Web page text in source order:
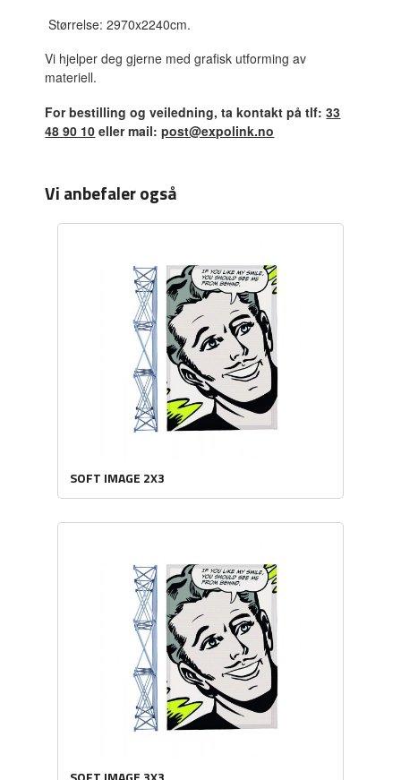
Størrelse: 2970x2240cm.
Vi hjelper deg gjerne med grafisk utforming av
materiell.
For bestilling og veiledning, ta kontakt på tlf:33
48 90 10 eller mail:post@expolink.no
Vi anbefaler også
SOFT IMAGE 2X3